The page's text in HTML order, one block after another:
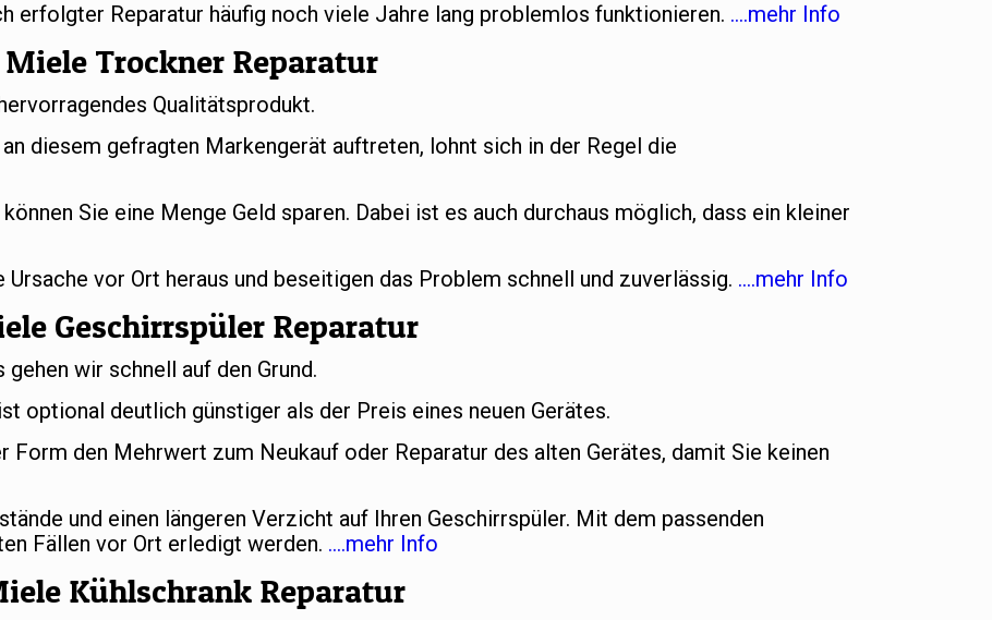
erfolgter Reparatur häufig noch viele Jahre lang problemlos funktionieren. ….mehr Info
Miele Trockner Reparatur
Qualitätsprodukt.
diesem gefragten Markengerät auftreten, lohnt sich in der Regel die
Sie eine Menge Geld sparen. Dabei ist es auch durchaus möglich, dass ein kleiner
vor Ort heraus und beseitigen das Problem schnell und zuverlässig. ….mehr Info
Geschirrspüler Reparatur
wir schnell auf den Grund.
optional deutlich günstiger als der Preis eines neuen Gerätes.
den Mehrwert zum Neukauf oder Reparatur des alten Gerätes, damit Sie keinen
und einen längeren Verzicht auf Ihren Geschirrspüler. Mit dem passenden
Fällen vor Ort erledigt werden. ….mehr Info
Kühlschrank Reparatur